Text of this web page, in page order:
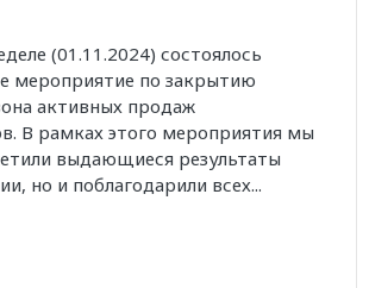
(01.11.2024) состоялось
мероприятие по закрытию
активных продаж
В рамках этого мероприятия мы
выдающиеся результаты
но и поблагодарили всех...